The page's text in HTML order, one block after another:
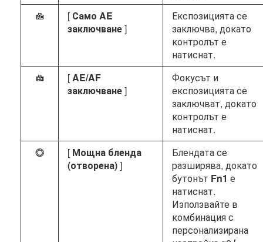
C [ Само AE
заключване]
Експозицията се
заключва, докато
контролът е
натиснат.
B [AE/AF
заключване]
Фокусът и
експозицията се
заключват, докато
контролът е
натиснат.
t [ Мощна бленда
(отворена)]
Блендата се
разширява, докато
бутонът Fn1 е
натиснат.
Използвайте в
комбинация с
персонализирана